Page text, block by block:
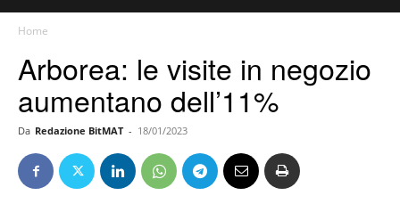
Home
Arborea: le visite in negozio
aumentano dell’11%
Da Redazione BitMAT - 18/01/2023